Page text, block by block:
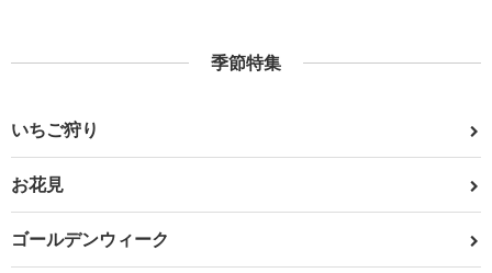
季節特集
いちご狩り
お花見
ゴールデンウィーク